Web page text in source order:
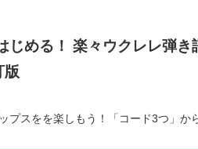
じめる！ 楽々ウクレレ弾
版
プスをを楽しもう！「コード3つ」か